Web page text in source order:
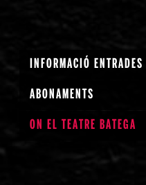
INFORMACIÓ ENTRADES
ABONAMENTS
ON EL TEATRE BATEGA